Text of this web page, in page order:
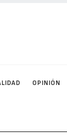
OPINIÓN